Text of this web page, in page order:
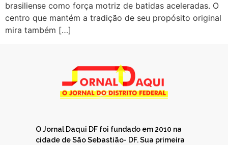
brasiliense como força motriz de batidas aceleradas. O
centro que mantém a tradição de seu propósito original
mira também […]
O Jornal Daqui DF foi fundado em 2010 na
cidade de São Sebastião- DF. Sua primeira